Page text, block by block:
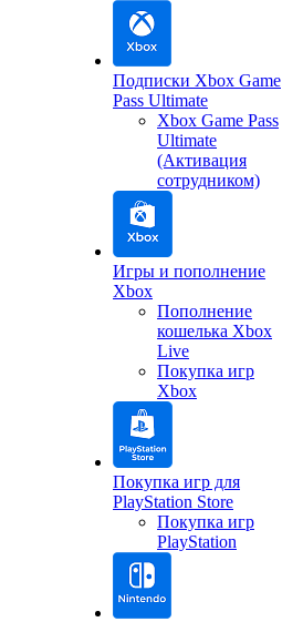
Подписки Xbox Game
Pass Ultimate
Xbox Game Pass
Ultimate
(Активация
сотрудником)
Игры и пополнение
Xbox
Пополнение
кошелька Xbox
Live
Покупка игр
Xbox
Покупка игр для
PlayStation Store
Покупка игр
PlayStation